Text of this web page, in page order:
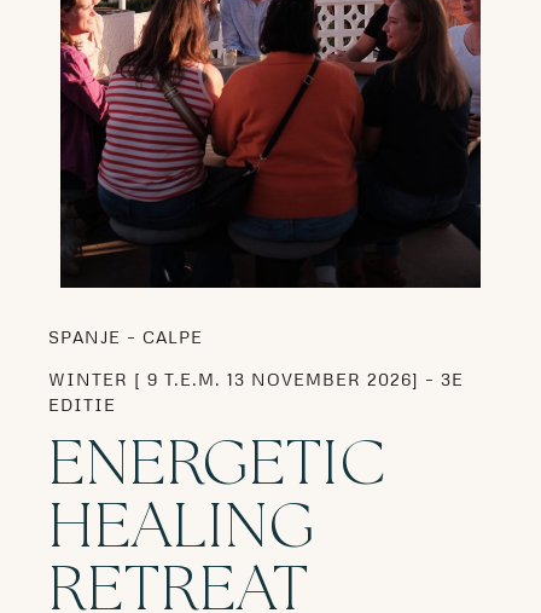
SPANJE – CALPE
WINTER [ 9 T.E.M. 13 NOVEMBER 2026] – 3E
EDITIE
ENERGETIC
HEALING
RETREAT